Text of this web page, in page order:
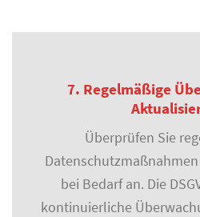
7. Regelmäßige
Überprüfen Sie
bei Bedarf an. Die
kontinuierliche